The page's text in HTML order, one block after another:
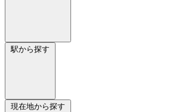
駅から探す
現在地から探す